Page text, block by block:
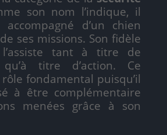
son nom l’indique, il
d’un chien
ses missions. Son fidèle
l’assiste tant à titre de
qu’à titre d’action. Ce
fondamental puisqu’il
à être complémentaire
menées grâce à son